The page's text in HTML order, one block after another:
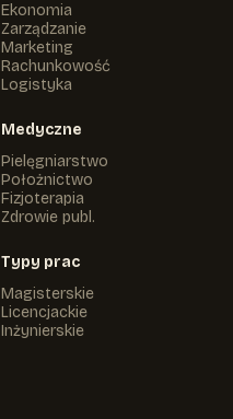
Ekonomia
Zarządzanie
Marketing
Rachunkowość
Logistyka
Medyczne
Pielęgniarstwo
Położnictwo
Fizjoterapia
Zdrowie publ.
Typy prac
Magisterskie
Licencjackie
Inżynierskie